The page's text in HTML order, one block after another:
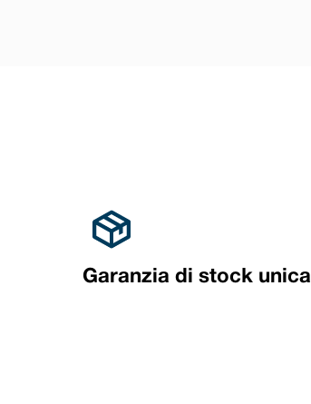
Garanzia di stock unica